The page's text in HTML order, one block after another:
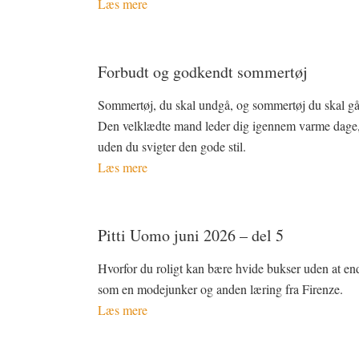
Læs mere
Forbudt og godkendt sommertøj
Sommertøj, du skal undgå, og sommertøj du skal
Den velklædte mand leder dig igennem varme dage,
uden du svigter den gode stil.
Læs mere
Pitti Uomo juni 2026 – del 5
Hvorfor du roligt kan bære hvide bukser uden at
som en modejunker og anden læring fra Firenze.
Læs mere